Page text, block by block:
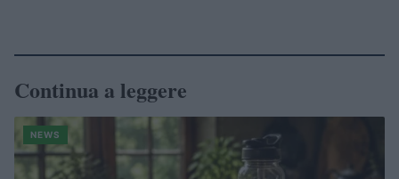
Continua a leggere
NEWS